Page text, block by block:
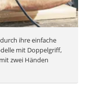
ihre einfache
mit Doppelgriff,
zwei Händen